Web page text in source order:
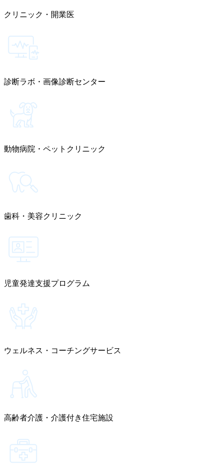
クリニック・開業医
診断ラボ・画像診断センター
動物病院・ペットクリニック
歯科・美容クリニック
児童発達支援プログラム
ウェルネス・コーチングサービス
高齢者介護・介護付き住宅施設